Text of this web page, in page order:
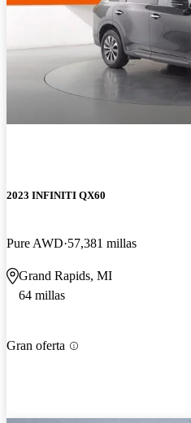
2023 INFINITI QX60
Pure AWD 57,381 millas
Grand Rapids, MI
64 millas
Gran oferta